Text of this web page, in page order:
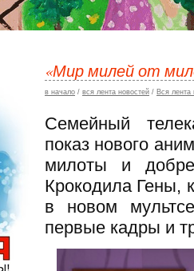
«Мир милей от
в начало / вся лента новостей / Вся лента
Семейный
показ нового
милоты и
Крокодила Гены,
в новом
первые кадры и